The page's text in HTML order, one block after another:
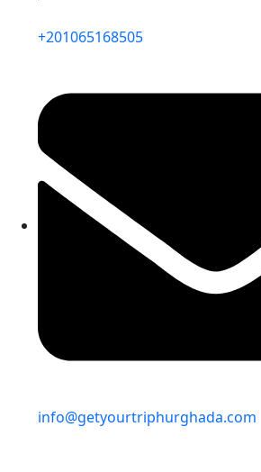
⁦+201065168505
info@getyourtriphurghada.com